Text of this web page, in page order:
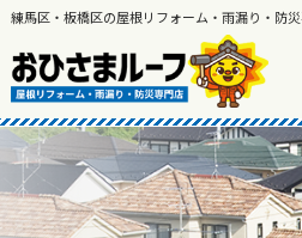
練馬区・板橋区の屋根リフォーム・雨漏り・防